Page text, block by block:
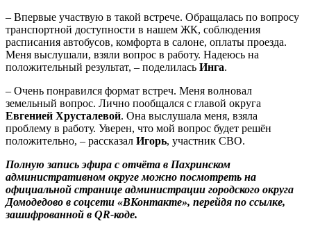
– Впервые участвую в такой встрече. Обращалась по вопросу
транспортной доступности в нашем ЖК, соблюдения
расписания автобусов, комфорта в салоне, оплаты проезда.
Меня выслушали, взяли вопрос в работу. Надеюсь на
положительный результат, – поделилась Инга.
– Очень понравился формат встреч. Меня волновал
земельный вопрос. Лично пообщался с главой округа
Евгенией Хрусталевой. Она выслушала меня, взяла
проблему в работу. Уверен, что мой вопрос будет решён
положительно, – рассказал Игорь, участник СВО.
Полную запись эфира с отчёта в Пахринском
административном округе можно посмотреть на
официальной странице администрации городского округа
Домодедово в соцсети «ВКонтакте», перейдя по ссылке,
зашифрованной в QR-коде.